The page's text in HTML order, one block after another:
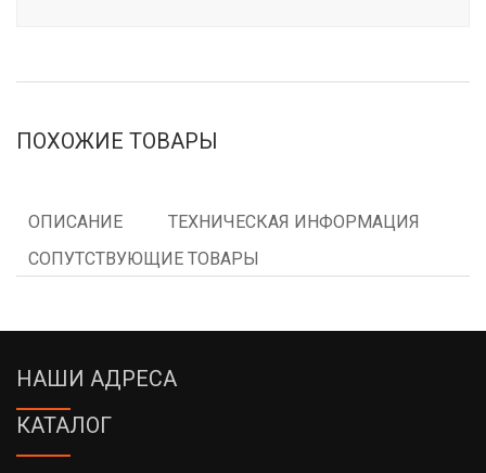
ПОХОЖИЕ ТОВАРЫ
ОПИСАНИЕ
ТЕХНИЧЕСКАЯ ИНФОРМАЦИЯ
СОПУТСТВУЮЩИЕ ТОВАРЫ
НАШИ АДРЕСА
КАТАЛОГ